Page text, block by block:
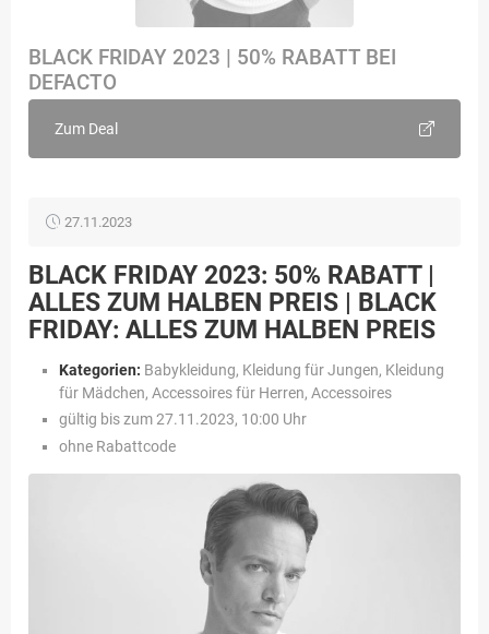
BLACK FRIDAY 2023 | 50% RABATT BEI
DEFACTO
Zum Deal
27.11.2023
BLACK FRIDAY 2023: 50% RABATT |
ALLES ZUM HALBEN PREIS | BLACK
FRIDAY: ALLES ZUM HALBEN PREIS
Kategorien: Babykleidung, Kleidung für Jungen, Kleidung
für Mädchen, Accessoires für Herren, Accessoires
gültig bis zum 27.11.2023, 10:00 Uhr
ohne Rabattcode